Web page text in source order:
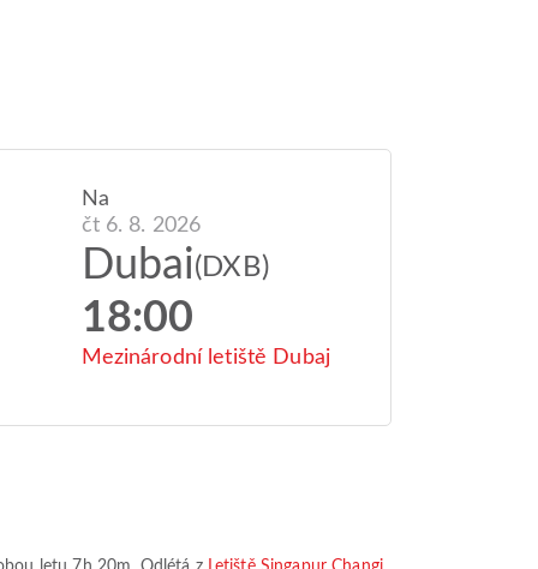
Na
čt 6. 8. 2026
Dubai(DXB)
18:00
Mezinárodní letiště Dubaj